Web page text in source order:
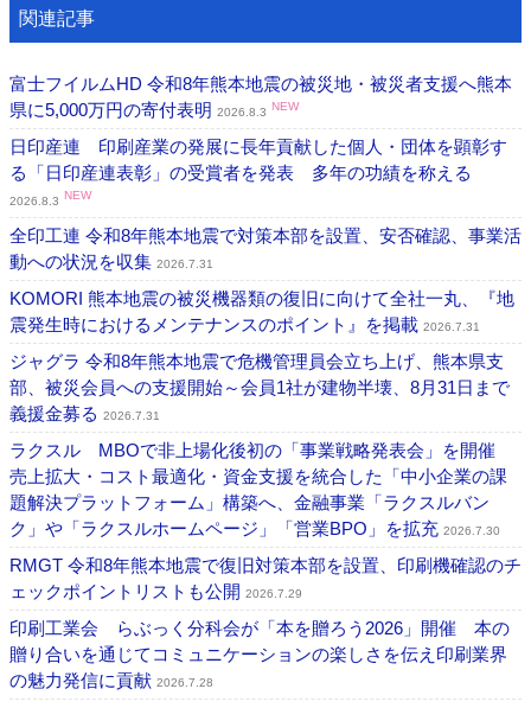
関連記事
富士フイルムHD 令和8年熊本地震の被災地・被災者支援へ熊本
県に5,000万円の寄付表明 2026.8.3 NEW
日印産連 印刷産業の発展に長年貢献した個人・団体を顕彰す
る「日印産連表彰」の受賞者を発表 多年の功績を称える
2026.8.3 NEW
全印工連 令和8年熊本地震で対策本部を設置、安否確認、事業活
動への状況を収集 2026.7.31
KOMORI 熊本地震の被災機器類の復旧に向けて全社一丸、『地
震発生時におけるメンテナンスのポイント』を掲載 2026.7.31
ジャグラ 令和8年熊本地震で危機管理員会立ち上げ、熊本県支
部、被災会員への支援開始～会員1社が建物半壊、8月31日まで
義援金募る 2026.7.31
ラクスル MBOで非上場化後初の「事業戦略発表会」を開催
売上拡大・コスト最適化・資金支援を統合した「中小企業の課
題解決プラットフォーム」構築へ、金融事業「ラクスルバン
ク」や「ラクスルホームページ」「営業BPO」を拡充 2026.7.30
RMGT 令和8年熊本地震で復旧対策本部を設置、印刷機確認のチ
ェックポイントリストも公開 2026.7.29
印刷工業会 らぶっく分科会が「本を贈ろう2026」開催 本の
贈り合いを通じてコミュニケーションの楽しさを伝え印刷業界
の魅力発信に貢献 2026.7.28